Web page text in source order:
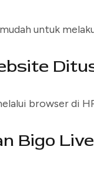
untuk
browser di
Bigo Live